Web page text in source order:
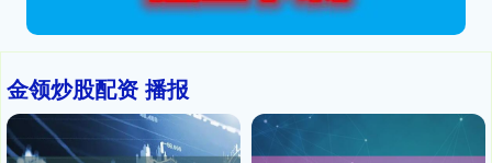
金领炒股配资 播报